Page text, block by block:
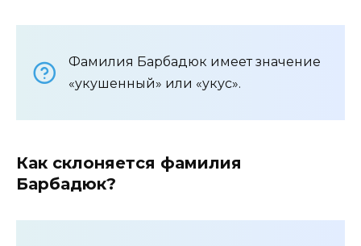
Фамилия Барбадюк имеет значение
«укушенный» или «укус».
Как склоняется фамилия
Барбадюк?